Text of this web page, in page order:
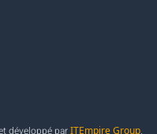
développé parITEmpire Group.